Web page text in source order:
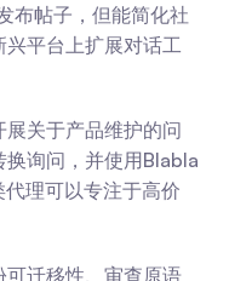
帖子，但能简化社
平台上扩展对话工
关于产品维护的问
询问，并使用Blabla
理可以专注于高价
迁移性、审查原语